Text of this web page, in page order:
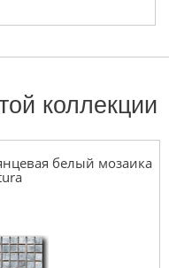
коллекции
белый мозаика